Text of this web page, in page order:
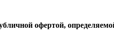
офертой,